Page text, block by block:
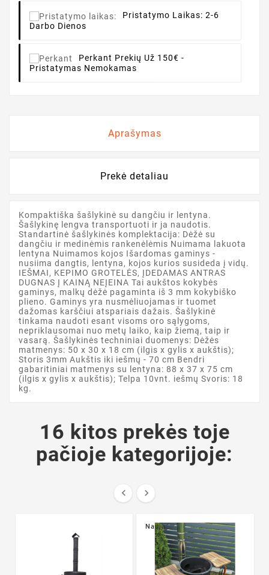
Pristatymo Laikas: 2-6
Darbo Dienos
Perkant Prekių Už 150€ -
Pristatymas Nemokamas
Aprašymas
Prekė detaliau
Kompaktiška šašlykinė su dangčiu ir lentyna.
Šašlykinę lengva transportuoti ir ja naudotis.
Standartinė šašlykinės komplektacija: Dėžė su
dangčiu ir medinėmis rankenėlėmis Nuimama lakuota
lentyna Nuimamos kojos Išardomas gaminys -
nusiima dangtis, lentyna, kojos kurios susideda į vidų.
IEŠMAI, KEPIMO GROTELĖS, ĮDEDAMAS ANTRAS
DUGNAS Į KAINĄ NEĮEINA Tai aukštos kokybės
gaminys, malkų dėžė pagaminta iš 3 mm kokybiško
plieno. Gaminys yra nusmėliuojamas ir tuomet
dažomas karščiui atspariais dažais. Šašlykinė
tinkama naudoti esant visoms oro sąlygoms,
nepriklausomai nuo metų laiko, kaip žiemą, taip ir
vasarą. Šašlykinės techniniai duomenys: Dėžės
matmenys: 50 x 30 x 18 cm (ilgis x gylis x aukštis);
Storis 3mm Aukštis iki iešmų - 70 cm Bendri
gabaritiniai matmenys su lentyna: 88 x 37 x 75 cm
(ilgis x gylis x aukštis); Telpa 10vnt. iešmų Svoris: 18
kg.
16 kitos prekės toje
pačioje kategorijoje:
 
Nauja